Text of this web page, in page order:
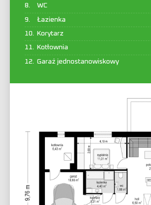
WC
Łazienka
Korytarz
Kotłownia
Garaż jednostanowiskowy